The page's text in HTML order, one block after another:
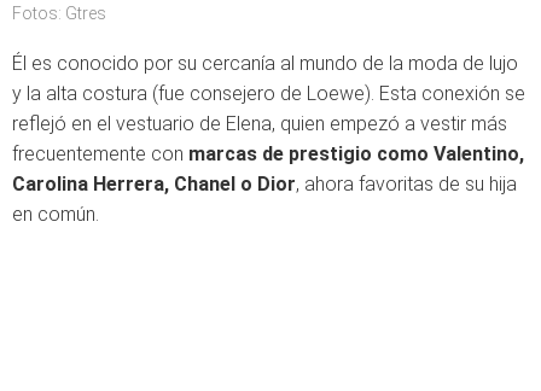
Fotos: Gtres
Él es conocido por su cercanía al mundo de la moda de lujo
y la alta costura (fue consejero de Loewe). Esta conexión se
reflejó en el vestuario de Elena, quien empezó a vestir más
frecuentemente con marcas de prestigio como Valentino,
Carolina Herrera, Chanel o Dior, ahora favoritas de su hija
en común.